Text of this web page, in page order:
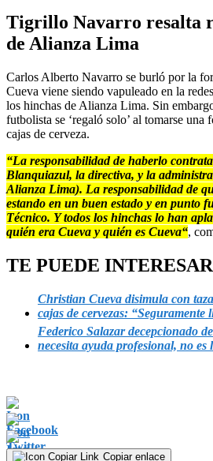
Tigrillo Navarro resalta
de Alianza Lima
Carlos Alberto Navarro se burló por la
Cueva viene siendo vapuleado en la
los hinchas de Alianza Lima. Sin
futbolista se ‘regaló solo’ al tomarse una
cajas de cerveza.
“La responsabilidad de haberlo
Blanquiazul, la directiva, y la
Alianza Lima). La responsabilidad de
estando en un buen estado y en punto
Técnico. Y todos los hinchas lo han
quién era Cueva y quién es Cueva“,
TE PUEDE INTERESAR
Christian Cueva disimula con
cajas de cervezas: “Seguramente
Federico Salazar decepcionado
necesita ayuda profesional, no es
Copiar enlace